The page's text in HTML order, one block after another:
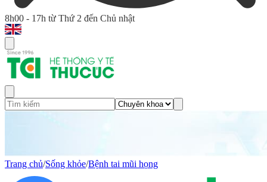
8h00 - 17h từ Thứ 2 đến Chủ nhật
Trang chủ/Sống khỏe/Bệnh tai mũi họng